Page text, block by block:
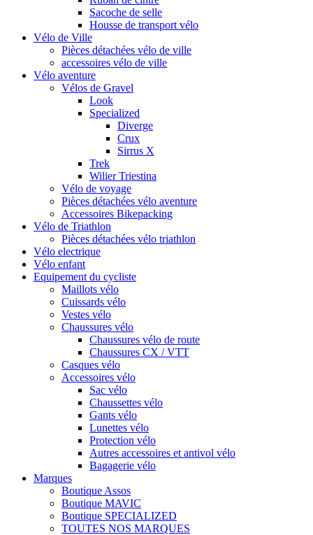
Sacoche de selle
Housse de transport vélo
Vélo de Ville
Pièces détachées vélo de ville
accessoires vélo de ville
Vélo aventure
Vélos de Gravel
Look
Specialized
Diverge
Crux
Sirrus X
Trek
Wilier Triestina
Vélo de voyage
Pièces détachées vélo aventure
Accessoires Bikepacking
Vélo de Triathlon
Pièces détachées vélo triathlon
Vélo electrique
Vélo enfant
Equipement du cycliste
Maillots vélo
Cuissards vélo
Vestes vélo
Chaussures vélo
Chaussures vélo de route
Chaussures CX / VTT
Casques vélo
Accessoires vélo
Sac vélo
Chaussettes vélo
Gants vélo
Lunettes vélo
Protection vélo
Autres accessoires et antivol vélo
Bagagerie vélo
Marques
Boutique Assos
Boutique MAVIC
Boutique SPECIALIZED
TOUTES NOS MARQUES